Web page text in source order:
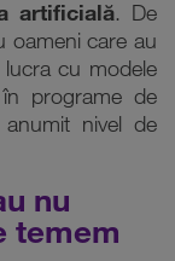
artificială. De
oameni care au
cu modele
programe de
nivel de
nu
temem